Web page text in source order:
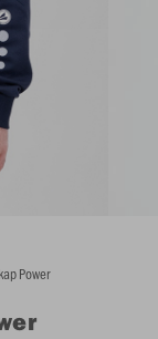
Power